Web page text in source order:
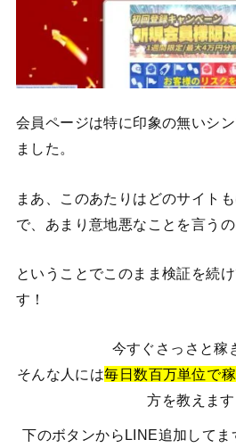
会員ページは特に印象の無いシ
ました。
まあ、このあたりはどのサイト
で、あまり意地悪なことを言う
ということでこのまま検証を続
す！
今すぐさっさと稼
そんな人には毎日数百万単位で
方を教えます
下のボタンからLINE追加してま